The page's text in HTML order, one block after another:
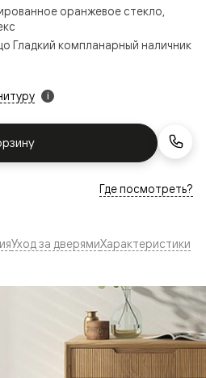
i
оранжевое стекло,
Гладкий компланарный наличник
Где посмотреть?
Уход за дверямиХарактеристики